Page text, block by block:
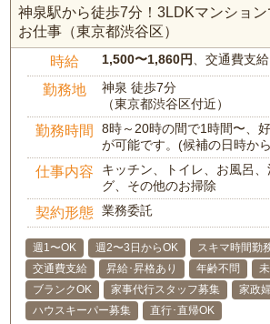
神泉駅から徒歩7分！3LDKマンショ
お仕事（東京都渋谷区）
時給 1,500〜1,860円 、交通費支
勤務地
神泉 徒歩7分
（東京都渋谷区付近）
勤務時間
8時～20時の間で1時間〜、
が可能です。(候補の日時か
仕事内容
キッチン、トイレ、お風呂
グ、その他のお掃除
契約形態 業務委託
週1〜OK 週2〜3日からOK スキマ時間勤
交通費支給
昇給･昇格あり 年齢不問
ブランクOK
家事代行スタッフ募集
家政
ハウスキーパー募集
直行･直帰OK